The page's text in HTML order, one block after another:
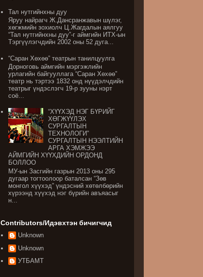
Тал нутгийнхны дуу
Яруу найрагч Ж.Дансранжавын шүлэг,
хөгжмийн зохиолч Ц.Жагдалын аялгуу
“Тал нутгийнхны дуу”-г аймгийн ИТХ-ын
Тэргүүлэгчдийн 2002 оны 52 дуга...
“Саран Хөхөө” театрын танилцуулга
Дорноговь аймгийн мэргэжлийн
урлагийн байгууллага “Саран Хөхөө”
театр нь тэртээ 1832 онд нүүдэлчдийн
театрыг үндэслэгч 19-р зууны нэрт
соё...
“ХҮҮХЭД НЭГ БҮРИЙГ
ХӨГЖҮҮЛЭХ
СУРГАЛТЫН
ТЕХНОЛОГИ”
СУРГАЛТЫН НЭЭЛТИЙН
АРГА ХЭМЖЭЭ
АЙМГИЙН ХҮҮХДИЙН ОРДОНД
БОЛЛОО
МУ-ын Засгийн газрын 2013 оны 295
дугаар тогтоолоор баталсан “Зөв
монгол хүүхэд” үндэсний хөтөлбөрийн
хүрээнд хүүхэд нэг бүрийн авъяасыг
н...
Contributors/Идэвхтэн бичигчид
Unknown
Unknown
УТБАМТ